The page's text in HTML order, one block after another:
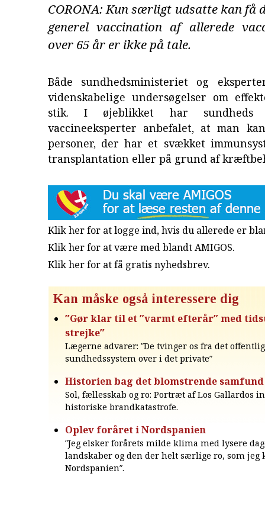
CORONA: Kun særligt udsatte kan få
generel vaccination af allerede
over 65 år er ikke på tale.
Både sundhedsministeriet og
videnskabelige undersøgelser om
stik. I øjeblikket har sundheds
vaccineeksperter anbefalet, at man
personer, der har et svækket
transplantation eller på grund af
Klik her for at logge ind, hvis du allerede er
Klik her for at være med blandt AMIGOS.
Klik her for at få gratis nyhedsbrev.
Kan måske også interessere dig
″Gør klar til et ″varmt efterår″ med
strejke″
Lægerne advarer: ″De tvinger os fra det
sundhedssystem over i det private″
Historien bag det blomstrende
Sol, fællesskab og ro: Portræt af Los Gallardos
historiske brandkatastrofe.
Oplev foråret i Nordspanien
″Jeg elsker forårets milde klima med lysere
landskaber og den der helt særlige ro, som
Nordspanien″.